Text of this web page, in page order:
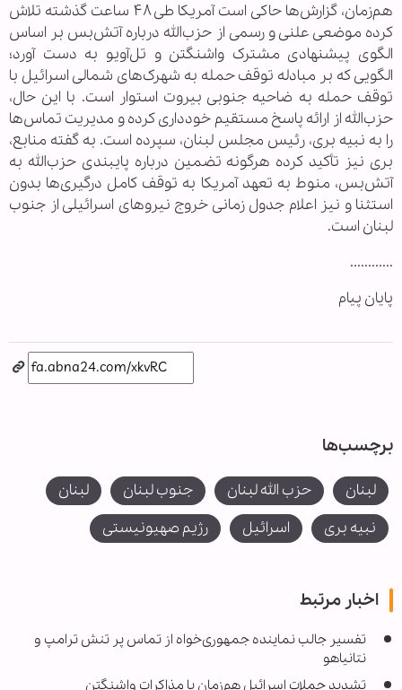
هم‌زمان، گزارش‌ها حاکی است آمریکا طی ۴۸ ساعت گذشته تلاش
کرده موضعی علنی و رسمی از حزب‌الله درباره آتش‌بس بر اساس
الگوی پیشنهادی مشترک واشنگتن و تل‌آویو به دست آورد؛
الگویی که بر مبادله توقف حمله به شهرک‌های شمالی اسرائیل با
توقف حمله به ضاحیه جنوبی بیروت استوار است. با این حال،
حزب‌الله از ارائه پاسخ مستقیم خودداری کرده و مدیریت تماس‌ها
را به نبیه بری، رئیس مجلس لبنان، سپرده است. به گفته منابع،
بری نیز تأکید کرده هرگونه تضمین درباره پایبندی حزب‌الله به
آتش‌بس، منوط به تعهد آمریکا به توقف کامل درگیری‌ها بدون
استثنا و نیز اعلام جدول زمانی خروج نیروهای اسرائیلی از جنوب
لبنان است.
............
پایان پیام
برچسب‌ها
لبنان حزب الله لبنان جنوب لبنان
لبنان
نبیه بری
اسرائیل رژیم صهیونیستی
اخبار مرتبط
تفسیر جالب نماینده جمهوری‌خواه از تماس پر تنش ترامپ و
نتانیاهو
تشدید حملات اسرائیل هم‌زمان با مذاکرات واشنگتن